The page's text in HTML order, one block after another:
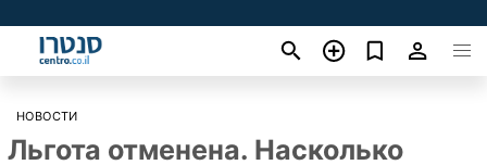
НОВОСТИ
Льгота отменена. Насколько